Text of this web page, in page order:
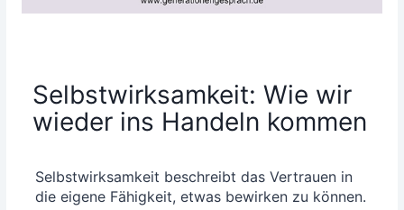
Selbstwirksamkeit: Wie wir
wieder ins Handeln kommen
Selbst­wirk­sam­keit beschreibt das Ver­trau­en in
die eige­ne Fähig­keit, etwas bewir­ken zu kön­nen.